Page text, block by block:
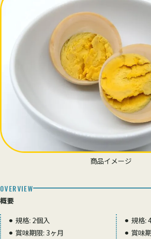
商品イメージ
OVERVIEW
概要
⚫︎ 規格: 2個入
⚫︎ 賞味期限: 3ヶ月
⚫︎ 規格:
⚫︎ 賞味